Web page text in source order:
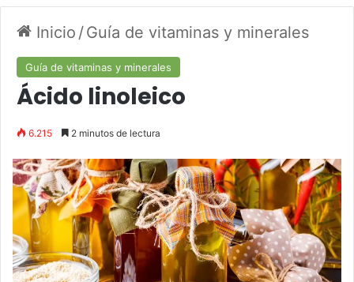
Inicio /Guía de vitaminas y minerales
Guía de vitaminas y minerales
Ácido linoleico
6.215 2 minutos de lectura